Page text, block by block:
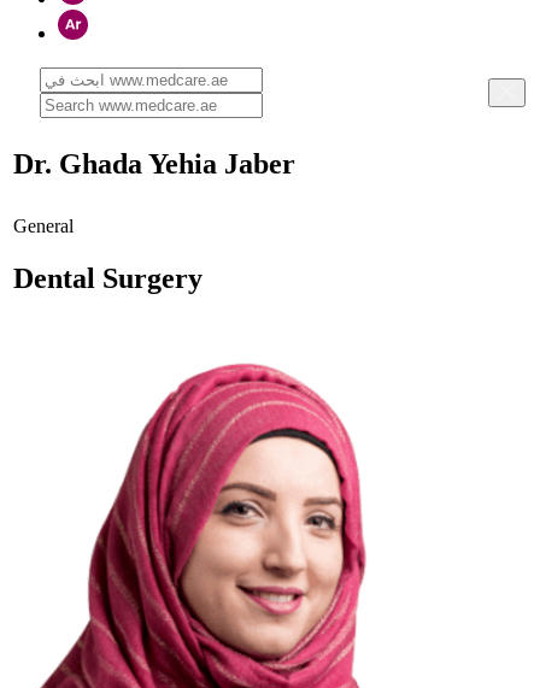
Dr. Ghada Yehia Jaber
General
Dental Surgery